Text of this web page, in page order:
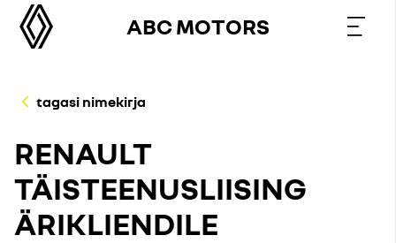
ABC MOTORS
tagasi nimekirja
RENAULT
TÄISTEENUSLIISING
ÄRIKLIENDILE